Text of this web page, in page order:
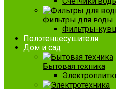
Фильтры для воды
Фильтры-
Полотенцесушители
Дом и сад
Бытовая техника